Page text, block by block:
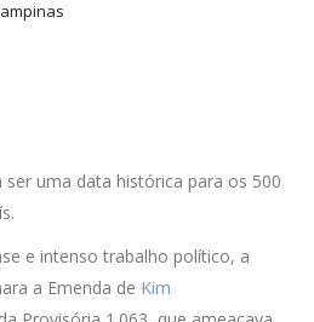
uma data histórica para os 500
e intenso trabalho político, a
a Emenda de Kim